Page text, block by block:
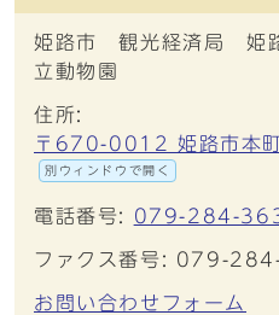
姫路市 観光経済局 姫
立動物園
住所:
〒670-0012 姫路市本
別ウィンドウで開く
電話番号: 079-284-
ファクス番号: 079-
お問い合わせフォーム